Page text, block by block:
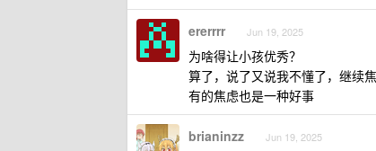
ererrrr Jun 19, 2025
为啥得让小孩优秀？
算了，说了又说我不懂了，继续
有的焦虑也是一种好事
brianinzz Jun 19, 2025